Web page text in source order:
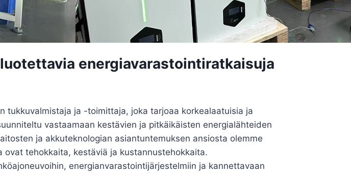
energiavarastointiratkaisuja
tukkuvalmistaja ja -toimittaja, joka tarjoaa korkealaatuisia ja
vastaamaan kestävien ja pitkäikäisten energialähteiden
ja akkuteknologian asiantuntemuksen ansiosta olemme
tehokkaita, kestäviä ja kustannustehokkaita.
energianvarastointijärjestelmiin ja kannettavaan